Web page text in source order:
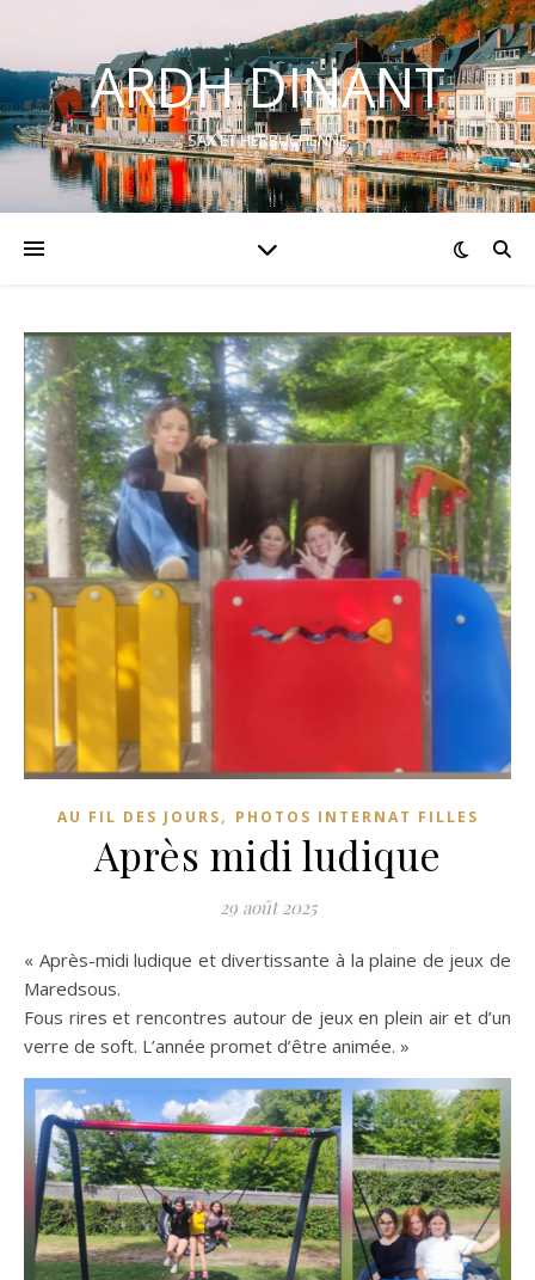
ARDH DINANT
SAX ET HERBUCHENNE
AU FIL DES JOURS, PHOTOS INTERNAT FILLES
Après midi ludique
29 août 2025
« Après-midi ludique et divertissante à la plaine de jeux de
Maredsous.
Fous rires et rencontres autour de jeux en plein air et d’un
verre de soft. L’année promet d’être animée. »